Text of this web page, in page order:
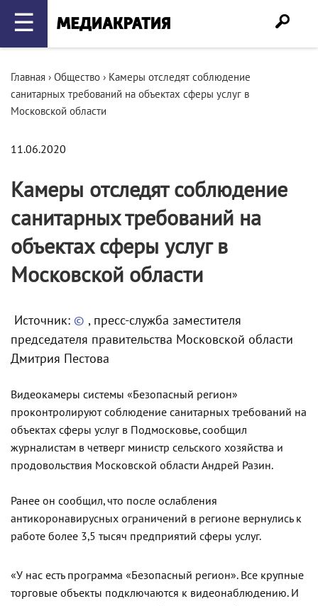
☰
Главная › Общество › Камеры отследят соблюдение
санитарных требований на объектах сферы услуг в
Московской области
11.06.2020
Камеры отследят соблюдение
санитарных требований на
объектах сферы услуг в
Московской области
Источник: © , пресс-служба заместителя
председателя правительства Московской области
Дмитрия Пестова
Видеокамеры системы «Безопасный регион»
проконтролируют соблюдение санитарных требований на
объектах сферы услуг в Подмосковье, сообщил
журналистам в четверг министр сельского хозяйства и
продовольствия Московской области Андрей Разин.
Ранее он сообщил, что после ослабления
антикоронавирусных ограничений в регионе вернулись к
работе более 3,5 тысяч предприятий сферы услуг.
«У нас есть программа «Безопасный регион». Все крупные
торговые объекты подключаются к видеонаблюдению. И